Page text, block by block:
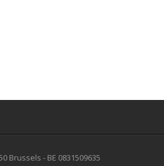
Brussels - BE 0831509635